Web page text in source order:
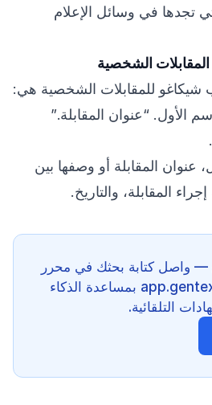
تجدها في وسائل الإعلام
المقابلات الشخصية
شيكاغو للمقابلات الشخصية هي:
الأول. “عنوان المقابلة.”
عنوان المقابلة أو وصفها بين
المقابلة، والتاريخ.
— واصل كتابة بحثك في محرر
GenText على app.gentext.ai بمساعدة الذكاء
التلقائية.